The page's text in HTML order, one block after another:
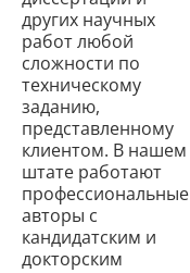
других научных
работ любой
сложности по
техническому
заданию,
представленному
клиентом. В нашем
штате работают
профессиональные
авторы с
кандидатским и
докторским